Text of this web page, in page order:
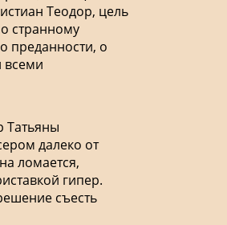
Теодор, цель
странному
преданности, о
всеми
Татьяны
далеко от
ломается,
гипер.
съесть